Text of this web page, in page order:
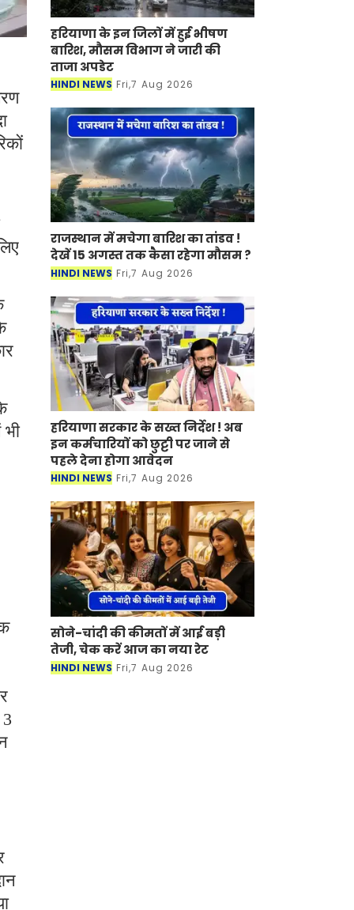
हरियाणा के इन जिलों में हुई भीषण
बारिश, मौसम विभाग ने जारी की
ताजा अपडेट
HINDI NEWS Fri,7 Aug 2026
राजस्थान में मचेगा बारिश का तांडव !
देखें 15 अगस्त तक कैसा रहेगा मौसम ?
HINDI NEWS Fri,7 Aug 2026
हरियाणा सरकार के सख्त निर्देश ! अब
इन कर्मचारियों को छुट्टी पर जाने से
पहले देना होगा आवेदन
HINDI NEWS Fri,7 Aug 2026
सोने-चांदी की कीमतों में आई बड़ी
तेजी, चेक करें आज का नया रेट
HINDI NEWS Fri,7 Aug 2026